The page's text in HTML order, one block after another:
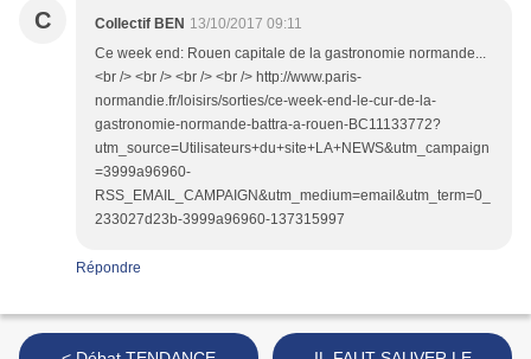
C Collectif BEN 13/10/2017 09:11
Ce week end: Rouen capitale de la gastronomie normande...
<br /> <br /> <br /> <br /> http://www.paris-
normandie.fr/loisirs/sorties/ce-week-end-le-cur-de-la-
gastronomie-normande-battra-a-rouen-BC11133772?
utm_source=Utilisateurs+du+site+LA+NEWS&utm_campaign
=3999a96960-
RSS_EMAIL_CAMPAIGN&utm_medium=email&utm_term=0_
233027d23b-3999a96960-137315997
Répondre